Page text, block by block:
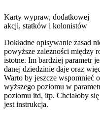
Karty wypraw, dodatkowej
akcji, statków i kolonistów
Dokładne opisywanie zasad
powyższe zależności między
istotne. Im bardziej parametr
danej dziedzinie daje oraz
Warto by jeszcze wspomnieć
wyższego poziomu w
poziomu itd, itp. Chciałoby
jest instrukcja.